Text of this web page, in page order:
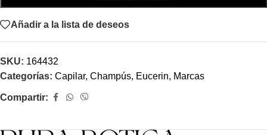
Añadir a la lista de deseos
SKU: 164432
Categorías: Capilar, Champús, Eucerin, Marcas
Compartir: